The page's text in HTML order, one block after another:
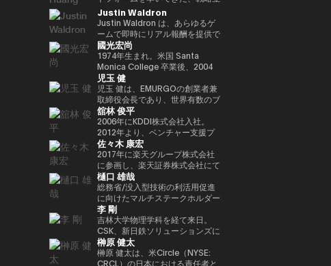
楽の正式な訓練を受けた音楽家で
もあり、BAFTA（英国映画テレ
ビ芸術アカデミー）のアドバイザ
リーボードメンバー、ならびに
Asian Youth Orchestraの理事も
務めています。 必要であれば、
講演者紹介向けにさらに自然で洗
練された日本語版にも整えられま
す。
ブランドの成長に関与した。 学
歴としては、ニューヨーク州立大
学バッファロー校にてクリエイテ
ィブ・ライティングの修士号を取
得。シラキュース大学にて二つの
学士号を取得しており、2000年
以降、同大学の名門 Newhouse
School of Public
Communications のアドバイザ
リーボードメンバーも務めてい
る。 さらにターピンは、プエル
トリコにおけるビットコインおよ
び暗号資産コミュニティの先駆者
とも見なされており、2016年初
頭にはこの分野において初の投資
家向け優遇認定（Investor
Decree）を受けている。
ロニクス、ヒューレット・パッカ
ード、Navteq Corporation、ノ
キアなどの主要なテクノロジーブ
ランドで、マーケティング、製品
開発、ビジネス開発の役割を20
年以上にわたって経験してきまし
た。彼はテクノロジー業界でビジ
ネス戦略をリードする確かな実績
を築いています。 Terence Ng
は、シンガポールの南洋理工大学
でビジネス学の学士号を取得しま
した。彼は現在、シンガポールを
拠点としており、ブロックチェー
ンとAI技術の熱心なファンです。
会社bitFlyer 代表取締役、株式会
社bitFlyer Blockchain代表取締
役、bitFlyer USA, Inc.の
Director、株式会社Custodiem
の取締役を務めるほか、一般社団
法人日本ブロックチェーン協会
（JBA）代表理事を務める。 そ
の他にも、ISO/TC307国内審議
委員会Committee会員、防衛省
オピニオンリーダーなども務め、
創業以来掲げるbitFlyerのミッシ
ョンである「ブロックチェーンで
世界を簡単に。」の実現に向け、
様々な場面でweb3業界の発展に
向け意欲的に活動中。
験とブロックチェーン技術の交差
点におけるイノベーションを推進
している。 「コードを現実世界
の価値へと変換する」ことに重点
を置き、Nick はセルフカストデ
ィ型ウォレットを次世代の金融イ
ンフラとして進化させる役割を担
い、その未来を形作っている。
Sachs などの投資銀行にてキャ
リアをスタートさせた後、米国の
ヘッジファンド Davidson
Kempner Capital Management
に参画。その後、シンガポールを
拠点とする投資ファンド 3D
Investment Partners を共同創業
した。 また、デジタル資産の担
保管理およびカストディサービス
を提供する Copper において
は、APAC 地域の収益統括責任者
（Head of Revenue APAC）を務
め、同社のアジア太平洋地域にお
ける事業成長を牽引した。
様々なビジネスを立ち上げてきま
した。2016年には暗号通貨交換
所Bitpointを設立し、CEOとな
りました。2019年には世界経済
フォーラムからヤング・グローバ
ル・リーダーに選出されました。
として、「世界をオンチェーンに
する（Bringing the world
onchain）」というミッションの
もと、分散型インターネットのた
めの基盤インフラ構築を主導して
いる。 日本最大のパブリックブ
ロックチェーンであり、国内
Web3インフラの要石となった
Astar Networkを牽引したことで
その名を世界に広めた。また、キ
ャリアにおける重要なマイルスト
ーンとして、ソニーグループとの
連携のもと、Sony Block
Solutions Labsと共同開発した
イーサリアムレイヤー2ブロック
チェーン「Soneium（ソニュー
ム）」が挙げられる。この取り組
みは、日本のブロックチェーン技
術を、コンシューマー向けエンタ
ーテインメント、AI、そしてマス
アダプション（大衆への普及）が
交差する領域へと位置づけるもの
である。 トークン化されたデジ
タル資産や金融領域においては、
案およびリーダーシップの豊富な
経験
Justin Waldron
Justin Waldron は、あらゆるゲ
ームで即時にリアル報酬を提供で
きるプラットフォーム play.fun
の創業者兼CEOです。また、
Playco の共同創業者兼社長を務
めるほか、渋谷区役所による取り
組みである Shibuya Startup
Support のアドバイザー、さら
に X&KSK のパートナーとして、
グローバル展開が期待される有望
な日本のスタートアップへの投資
も行っています。 60社以上に投
資するエンジェル投資家としても
活躍しており、特に Zynga の共
同創業者として広く知られていま
す。2021年には Business
Insider により「Top 100 Seed
Investors」の一人に選出されま
した。
國光宏尚
1974年生まれ。米国 Santa
Monica College 卒業後、2004
年に株式会社アットムービーに入
社。同年に取締役に就任し、映
画・テレビドラマのプロデュース
や新規事業の立ち上げを担当。
2007年に株式会社gumiを設立
し、代表取締役社長に就任。
2021年に同社を退任し、同年に
株式会社Thirdverseと2019年に
共同創業した株式会社フィナンシ
ェの代表取締役CEOに就任。著
書に『メタバースとWeb3』（エ
ムディエヌコーポレーション）が
ある。
児玉 健
児玉 健は、EMURGOの創業者兼
取締役会長であり、世界有数のブ
ロックチェーンプラットフォーム
であるCardanoの共同創業者の
一人です。暗号資産およびブロッ
クチェーン分野において10年以
上にわたり豊富な経験と先見性を
培い、グローバルな視点で業界の
発展を牽引してきました。ブロッ
クチェーン技術を通じて「信頼」
と「価値」の概念を再定義し、次
世代の金融イノベーションを創出
することを使命としています。
現在はシンガポールを拠点に
EMURGOを率い、グローバルな
金融バリューチェーンの構築を推
進するとともに、テクノロジーお
舘林 俊平
2006年にKDDI株式会社入社。
2012年より、ベンチャー支援プ
ログラムKDDI∞Laboやベンチャ
ー投資ファンド、 KDDI Open
Innovation Fundに関わり、主に
スポーツ、エンタメ、XR、
Web3領域での出資やアライアン
スを担当。 2025年4月より現
職。
佐々木 康宏
2017年に楽天グループ株式会社
に参画し、楽天証券株式会社にて
IT本部部長、フィンテック本部副
本部長を経て2018年9月より現
職。現在、国内暗号資産業界全体
のセキュリティレベル向上に貢献
するため、多岐にわたる施策を推
進中。JPCrypto-ISAC 代表理
事、JCBAセキュリティ・システ
ム部会長。東京工業大学大学院卒
業。
樋口 雄哉
総務省/没入型技術の利活用促進
に向けたマルチステークホルダー
連携会合構成員大学卒業後カード
会社に就職。2006年にヤフーに
転職し、メディアや広告領域の事
業戦略策定、決済/銀行サービス
責任者を経験。 ジャパンネット
銀行（現PayPay銀行）に出向
李 剛
吉林大学物理学科を経て来日。
CSK、新日鉄ソリューションズに
てCiscoネットワークの設計・構
築を担当する。2009年ネットス
ターズを創業、代表取締役社長
榊原 健太
榊原 健太は、米Circle（NYSE:
CRCL）の日本における責任者と